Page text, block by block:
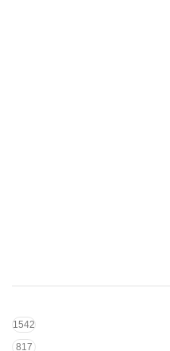
1542
817